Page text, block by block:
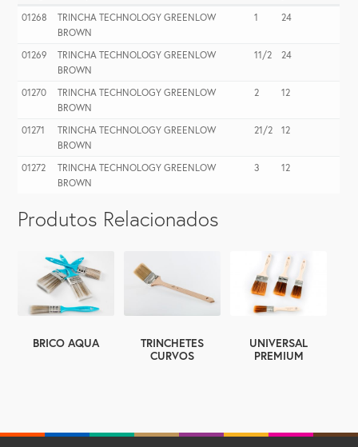
01268
TRINCHA TECHNOLOGY GREENLOW
BROWN
1 24
01269
TRINCHA TECHNOLOGY GREENLOW
BROWN
11/2 24
01270
TRINCHA TECHNOLOGY GREENLOW
BROWN
2 12
01271
TRINCHA TECHNOLOGY GREENLOW
BROWN
21/2 12
01272
TRINCHA TECHNOLOGY GREENLOW
BROWN
3 12
Produtos Relacionados
BRICO AQUA
TRINCHETES
CURVOS
UNIVERSAL
PREMIUM